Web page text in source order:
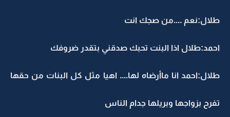
طلال:نعم ....من صجك انت
احمد:طلال اذا البنت تحبك صدقني بتقدر ضروفك
طلال:احمد انا ماأرضاه لها.... اهيا مثل كل البنات من حقها
تفرح بزواجها وبريلها جدام الناس